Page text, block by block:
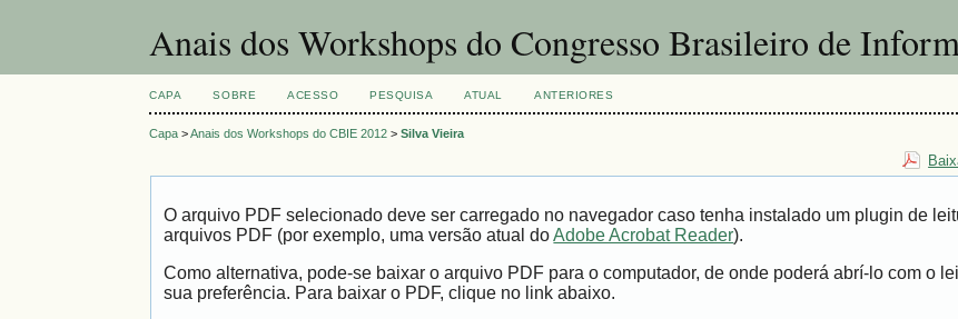
Anais dos Workshops do Congresso Brasileiro de
CAPA SOBRE ACESSO PESQUISA ATUAL ANTERIORES
Capa >Anais dos Workshops do CBIE 2012 >Silva Vieira
O arquivo PDF selecionado deve ser carregado no navegador caso tenha instalado um plugin de
arquivos PDF (por exemplo, uma versão atual doAdobe Acrobat Reader).
Como alternativa, pode-se baixar o arquivo PDF para o computador, de onde poderá abrí-lo com o
sua preferência. Para baixar o PDF, clique no link abaixo.